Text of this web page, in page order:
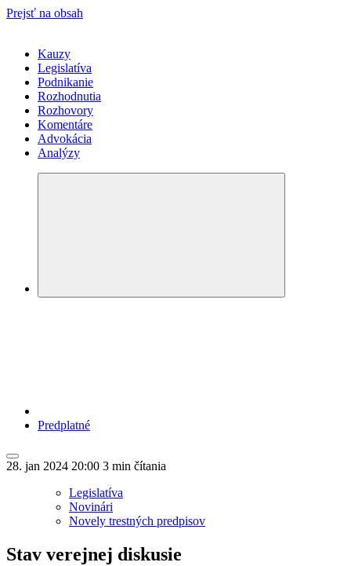
Prejsť na obsah
Kauzy
Legislatíva
Podnikanie
Rozhodnutia
Rozhovory
Komentáre
Advokácia
Analýzy
Predplatné
28. jan 2024 20:00 3 min čítania
Legislatíva
Novinári
Novely trestných predpisov
Stav verejnej diskusie